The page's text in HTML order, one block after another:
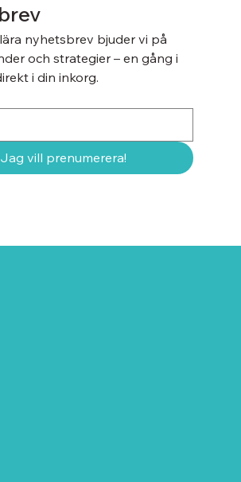
nyhetsbrev bjuder vi på
och strategier – en gång i
i din inkorg.
Jag vill prenumerera!